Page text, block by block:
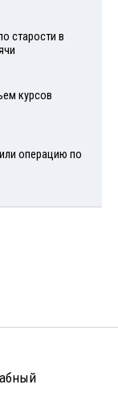
старости в
курсов
операцию по